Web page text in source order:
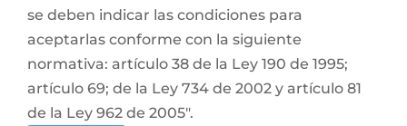
se deben indicar las condiciones para
aceptarlas conforme con la siguiente
normativa: artículo 38 de la Ley 190 de 1995;
artículo 69; de la Ley 734 de 2002 y artículo 81
de la Ley 962 de 2005".